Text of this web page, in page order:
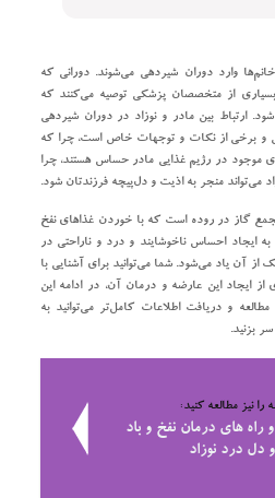
خانم‌ها وارد دوران شیردهی می‌شوند. دورانی که
بسیاری از متخصصان پزشکی توصیه می‌کنند که
مدت ۶ ماه انجام شود. ارتباط بین مادر و نوزاد در دوران شیردهی
و برخی از نکات و توجهات خاص است، چرا که
موجود در رژیم غذایی مادر حساس هستند، چرا
می‌تواند منجر به اذیت و دل‌پیچه فرزندتان شود.
گاز در روده است که با خوردن غذاهای نفخ
ایجاد احساس ناخوشایند و درد و ناراحتی در
از آن یاد می‌شود. شما می‌توانید برای آشنایی با
از ایجاد این عارضه و درمان آن، در ادامه این
و دریافت اطلاعات کامل‌تر می‌توانید به
سر بزنید.
را نیز مطالعه کنید:
و راه ‌های درمان نفخ و باد
دل درد نوزاد